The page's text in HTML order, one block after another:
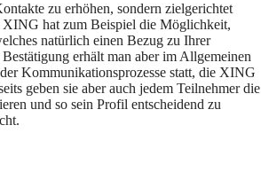
zu erhöhen, sondern zielgerichtet
XING hat zum Beispiel die Möglichkeit,
natürlich einen Bezug zu Ihrer
erhält man aber im Allgemeinen
Kommunikationsprozesse statt, die XING
geben sie aber auch jedem Teilnehmer die
und so sein Profil entscheidend zu